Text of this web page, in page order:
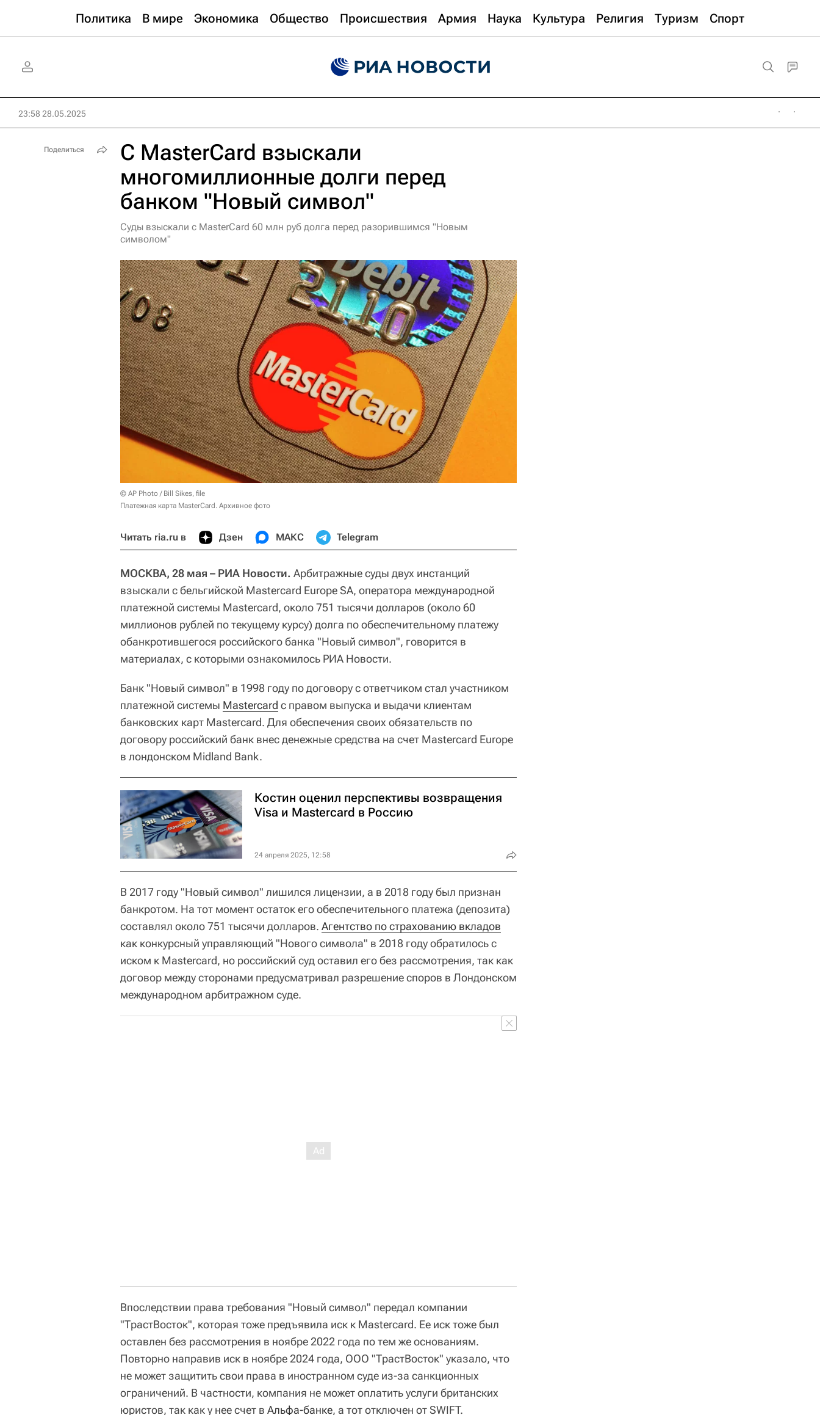
Политика В мире Экономика Общество Происшествия Армия Наука Культура Религия Туризм Спорт
23:58 28.05.2025
C MasterCard взыскали
многомиллионные долги перед
банком "Новый символ"
Суды взыскали с MasterCard 60 млн руб долга перед разорившимся "Новым
символом"
© AP Photo / Bill Sikes, file
Платежная карта MasterCard. Архивное фото
Читать ria.ru в Дзен МАКС Telegram
МОСКВА, 28 мая – РИА Новости. Арбитражные суды двух инстанций
взыскали с бельгийской Mastercard Europe SA, оператора международной
платежной системы Mastercard, около 751 тысячи долларов (около 60
миллионов рублей по текущему курсу) долга по обеспечительному платежу
обанкротившегося российского банка "Новый символ", говорится в
материалах, с которыми ознакомилось РИА Новости.
Банк "Новый символ" в 1998 году по договору с ответчиком стал участником
платежной системы Mastercard с правом выпуска и выдачи клиентам
банковских карт Mastercard. Для обеспечения своих обязательств по
договору российский банк внес денежные средства на счет Mastercard Europe
в лондонском Midland Bank.
Костин оценил перспективы возвращения
Visa и Mastercard в Россию
24 апреля 2025, 12:58
В 2017 году "Новый символ" лишился лицензии, а в 2018 году был признан
банкротом. На тот момент остаток его обеспечительного платежа (депозита)
составлял около 751 тысячи долларов. Агентство по страхованию вкладов
как конкурсный управляющий "Нового символа" в 2018 году обратилось с
иском к Mastercard, но российский суд оставил его без рассмотрения, так как
договор между сторонами предусматривал разрешение споров в Лондонском
международном арбитражном суде.
Впоследствии права требования "Новый символ" передал компании
"ТрастВосток", которая тоже предъявила иск к Mastercard. Ее иск тоже был
оставлен без рассмотрения в ноябре 2022 года по тем же основаниям.
Повторно направив иск в ноябре 2024 года, ООО "ТрастВосток" указало, что
не может защитить свои права в иностранном суде из-за санкционных
ограничений. В частности, компания не может оплатить услуги британских
юристов, так как у нее счет в Альфа-банке, а тот отключен от SWIFT.
Поделиться